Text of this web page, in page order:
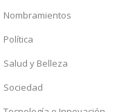
Nombramientos
Política
Salud y Belleza
Sociedad